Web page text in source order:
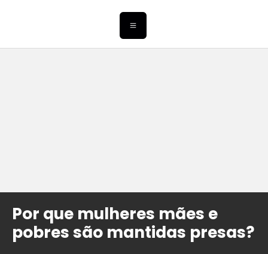
Por que mulheres mães e
pobres são mantidas presas?